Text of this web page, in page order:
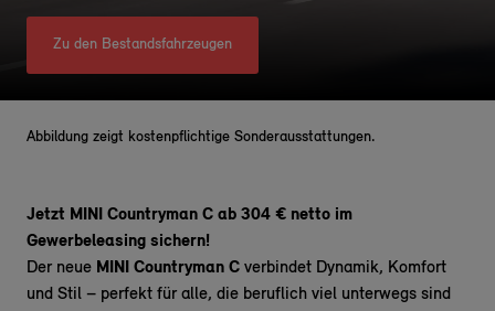
Zu den Bestandsfahrzeugen
Abbildung zeigt kostenpflichtige Sonderausstattungen.
Jetzt MINI Countryman C ab 304 € netto im
Gewerbeleasing sichern!
Der neue MINI Countryman C verbindet Dynamik, Komfort
und Stil – perfekt für alle, die beruflich viel unterwegs sind